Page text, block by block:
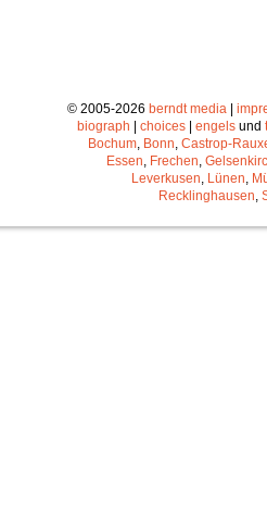
© 2005-2026 berndt media |
biograph | choices | engels und
Bochum Bonn Castrop-
Essen Frechen
Leverkusen Lünen
Recklinghausen